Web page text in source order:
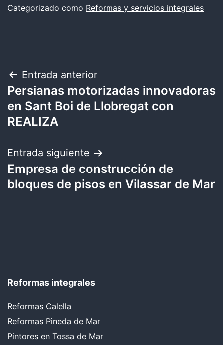
Categorizado como Reformas y servicios integrales
Navegación
de
entradas
Entrada anterior
Persianas motorizadas innovadoras
en Sant Boi de Llobregat con
REALIZA
Entrada siguiente
Empresa de construcción de
bloques de pisos en Vilassar de Mar
Reformas integrales
Reformas Calella
Reformas Pineda de Mar
Pintores en Tossa de Mar